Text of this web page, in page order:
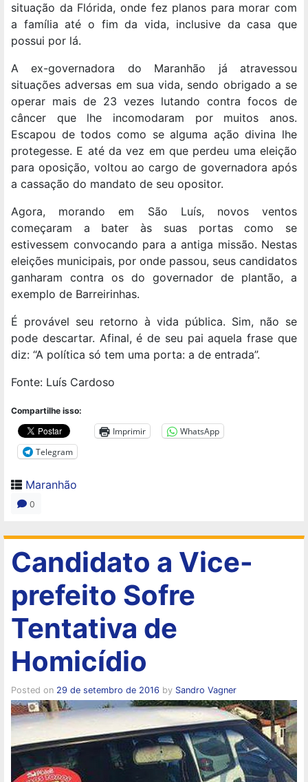
situação da Flórida, onde fez planos para morar com
a família até o fim da vida, inclusive da casa que
possui por lá.
A ex-governadora do Maranhão já atravessou
situações adversas em sua vida, sendo obrigado a se
operar mais de 23 vezes lutando contra focos de
câncer que lhe incomodaram por muitos anos.
Escapou de todos como se alguma ação divina lhe
protegesse. E até da vez em que perdeu uma eleição
para oposição, voltou ao cargo de governadora após
a cassação do mandato de seu opositor.
Agora, morando em São Luís, novos ventos
começaram a bater às suas portas como se
estivessem convocando para a antiga missão. Nestas
eleições municipais, por onde passou, seus candidatos
ganharam contra os do governador de plantão, a
exemplo de Barreirinhas.
É provável seu retorno à vida pública. Sim, não se
pode descartar. Afinal, é de seu pai aquela frase que
diz: “A política só tem uma porta: a de entrada”.
Fonte: Luís Cardoso
Compartilhe isso:
Imprimir
WhatsApp
Telegram
Maranhão
0
Candidato a Vice-
prefeito Sofre
Tentativa de
Homicídio
Posted on 29 de setembro de 2016 by Sandro Vagner